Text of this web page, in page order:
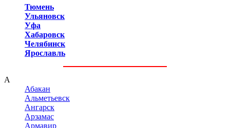
Тюмень
Ульяновск
Уфа
Хабаровск
Челябинск
Ярославль
А
Абакан
Альметьевск
Ангарск
Арзамас
Армавир